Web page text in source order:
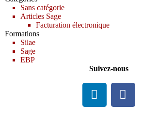
Sans catégorie
Articles Sage
Facturation électronique
Formations
Silae
Sage
EBP
Suivez-nous